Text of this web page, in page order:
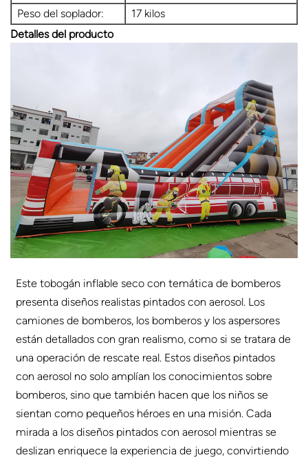
Peso del soplador:
17 kilos
Detalles del producto
Este tobogán inflable seco con temática de bomberos
presenta diseños realistas pintados con aerosol. Los
camiones de bomberos, los bomberos y los aspersores
están detallados con gran realismo, como si se tratara de
una operación de rescate real. Estos diseños pintados
con aerosol no solo amplían los conocimientos sobre
bomberos, sino que también hacen que los niños se
sientan como pequeños héroes en una misión. Cada
mirada a los diseños pintados con aerosol mientras se
deslizan enriquece la experiencia de juego, convirtiendo